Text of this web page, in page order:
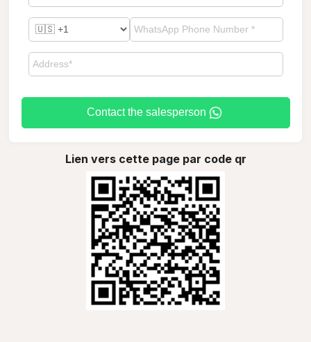
Contact the salesperson
Lien vers cette page par code qr